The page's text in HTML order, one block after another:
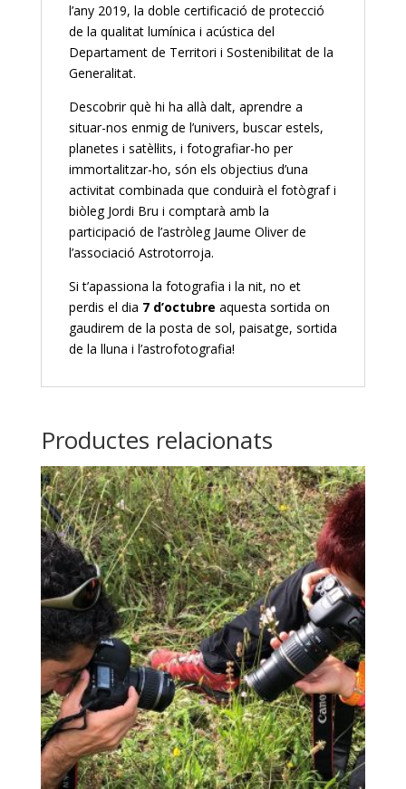
l’any 2019, la doble certificació de protecció
de la qualitat lumínica i acústica del
Departament de Territori i Sostenibilitat de la
Generalitat.
Descobrir què hi ha allà dalt, aprendre a
situar-nos enmig de l’univers, buscar estels,
planetes i satèl·lits, i fotografiar-ho per
immortalitzar-ho, són els objectius d’una
activitat combinada que conduirà el fotògraf i
biòleg Jordi Bru i comptarà amb la
participació de l’astròleg Jaume Oliver de
l’associació Astrotorroja.
Si t’apassiona la fotografia i la nit, no et
perdis el dia 7 d’octubre aquesta sortida on
gaudirem de la posta de sol, paisatge, sortida
de la lluna i l’astrofotografia!
Productes relacionats